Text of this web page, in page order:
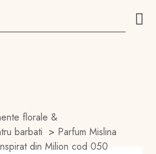
florale &
barbati > Parfum Mislina
din Milion cod 050